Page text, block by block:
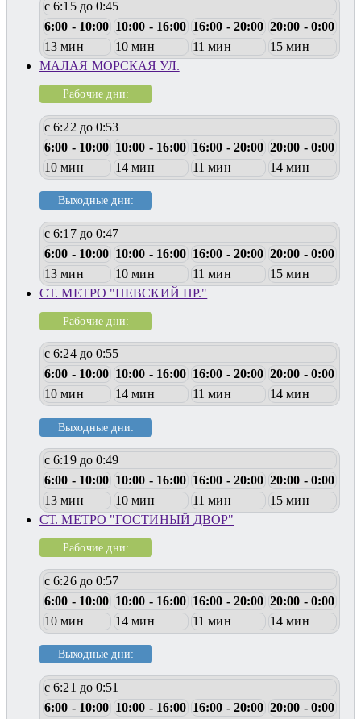
с 6:15 до 0:45
6:00 - 10:00 10:00 - 16:00 16:00 - 20:00 20:00 - 0:00
13 мин
10 мин 11 мин
15 мин
МАЛАЯ МОРСКАЯ УЛ.
Рабочие дни:
с 6:22 до 0:53
6:00 - 10:00 10:00 - 16:00 16:00 - 20:00 20:00 - 0:00
10 мин
14 мин 11 мин 14 мин
Выходные дни:
с 6:17 до 0:47
6:00 - 10:00 10:00 - 16:00 16:00 - 20:00 20:00 - 0:00
13 мин
10 мин 11 мин
15 мин
СТ. МЕТРО "НЕВСКИЙ ПР."
Рабочие дни:
с 6:24 до 0:55
6:00 - 10:00 10:00 - 16:00 16:00 - 20:00 20:00 - 0:00
10 мин
14 мин 11 мин 14 мин
Выходные дни:
с 6:19 до 0:49
6:00 - 10:00 10:00 - 16:00 16:00 - 20:00 20:00 - 0:00
13 мин
10 мин 11 мин
15 мин
СТ. МЕТРО "ГОСТИНЫЙ ДВОР"
Рабочие дни:
с 6:26 до 0:57
6:00 - 10:00 10:00 - 16:00 16:00 - 20:00 20:00 - 0:00
10 мин
14 мин 11 мин 14 мин
Выходные дни:
с 6:21 до 0:51
6:00 - 10:00 10:00 - 16:00 16:00 - 20:00 20:00 - 0:00